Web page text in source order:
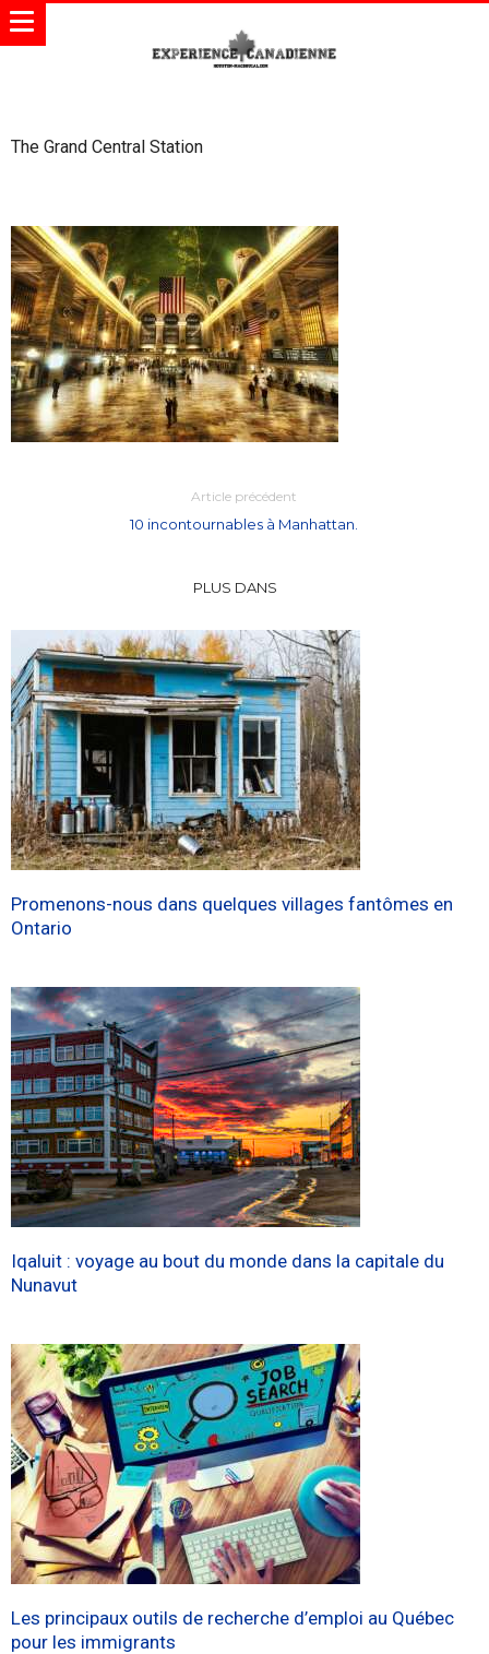
The Grand Central Station
Article précédent
10 incontournables à Manhattan.
PLUS DANS
Promenons-nous dans quelques villages fantômes en
Ontario
Iqaluit : voyage au bout du monde dans la capitale du
Nunavut
Les principaux outils de recherche d’emploi au Québec
pour les immigrants